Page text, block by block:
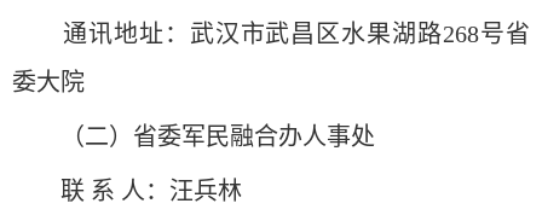
通讯地址：武汉市武昌区水果湖路268号省
委大院
（二）省委军民融合办人事处
联 系 人：汪兵林